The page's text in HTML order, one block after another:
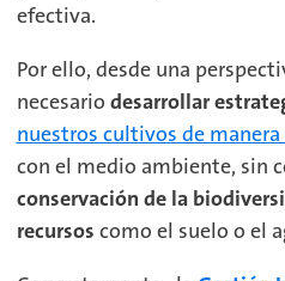
efectiva.
Por ello, desde una
necesario desarrollar
nuestros cultivos de
con el medio ambiente, sin
conservación de la
recursos como el suelo o el